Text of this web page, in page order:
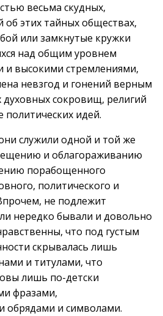
весьма скудных,
об этих тайных обществах,
или замкнутые кружки
над общим уровнем
и высокими стремлениями,
невзгод и гонений верным
сокровищ, религий
политических идей.
служили одной и той же
и облагораживанию
порабощенного
политического и
не подлежит
нередко бывали и довольно
что под густым
скрывалась лишь
и титулами, что
лишь по-детски
фразами,
обрядами и символами.